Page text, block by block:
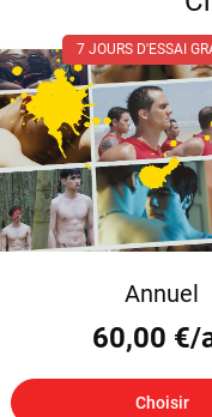
7 JOURS D'ESSAI
Annuel
60,00 €/
Choisir